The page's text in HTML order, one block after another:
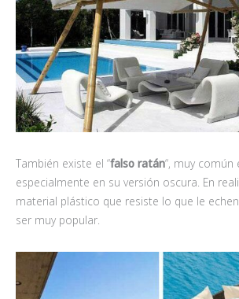
También existe el “falso ratán“, muy común
especialmente en su versión oscura. En
material plástico que resiste lo que le
ser muy popular.